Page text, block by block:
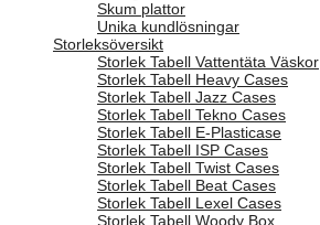
Skum plattor
Unika kundlösningar
Storleksöversikt
Storlek Tabell Vattentäta Väskor
Storlek Tabell Heavy Cases
Storlek Tabell Jazz Cases
Storlek Tabell Tekno Cases
Storlek Tabell E-Plasticase
Storlek Tabell ISP Cases
Storlek Tabell Twist Cases
Storlek Tabell Beat Cases
Storlek Tabell Lexel Cases
Storlek Tabell Woody Box